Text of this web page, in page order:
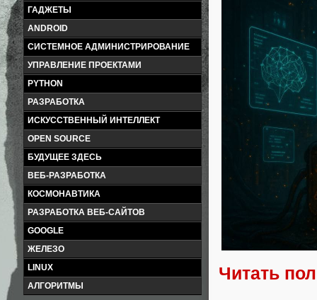
ГАДЖЕТЫ
ANDROID
СИСТЕМНОЕ АДМИНИСТРИРОВАНИЕ
УПРАВЛЕНИЕ ПРОЕКТАМИ
PYTHON
РАЗРАБОТКА
ИСКУССТВЕННЫЙ ИНТЕЛЛЕКТ
OPEN SOURCE
БУДУЩЕЕ ЗДЕСЬ
ВЕБ-РАЗРАБОТКА
КОСМОНАВТИКА
РАЗРАБОТКА ВЕБ-САЙТОВ
GOOGLE
ЖЕЛЕЗО
LINUX
АЛГОРИТМЫ
Читать